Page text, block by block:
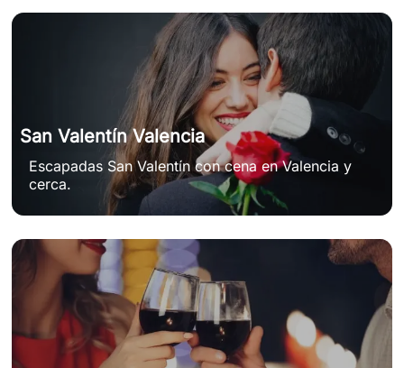
San Valentín Valencia
Escapadas San Valentín con cena en Valencia y
cerca.